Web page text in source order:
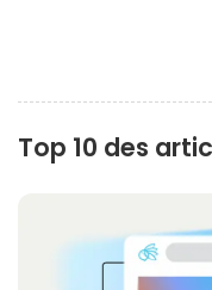
Top 10 des